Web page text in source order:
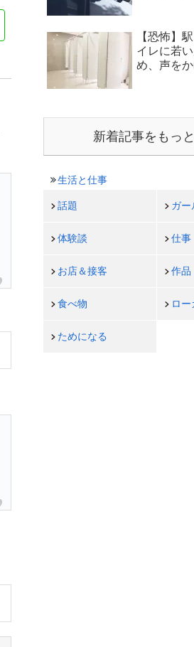
【恐怖】
イレに若
め、声を
新着記事をもっ
生活と仕事
話題 ガー
体験談 仕事
お店＆接客 作品
食べ物 ロー
ためになる